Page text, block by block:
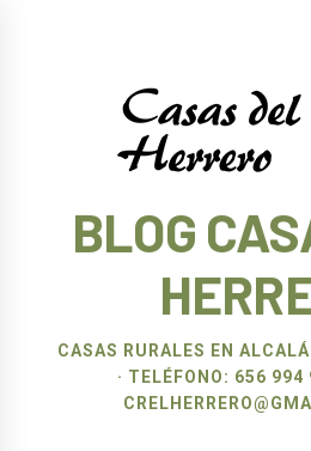
BLOG
CASAS RURALES EN
· TELÉFONO: 656 994